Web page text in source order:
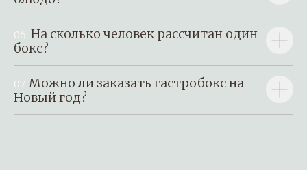
06. На сколько человек рассчитан один
бокс?
07. Можно ли заказать гастробокс на
Новый год?